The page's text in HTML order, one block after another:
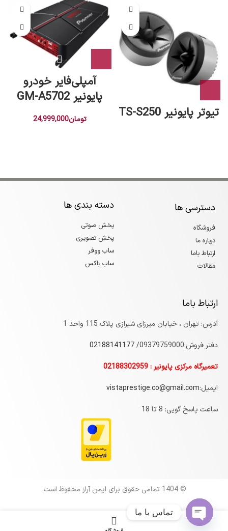
تیوتر پایونیر TS-S250
آمپلی‌فایر خودرو
پایونیر GM-A5702
تومان24,999,000
دسترسی ها
فروشگاه
درباره ما
ارتباط باما
مقالات
دسته بندی ها
پخش صوتی
پخش تصویری
ساب ووفر
ساب باکس
ارتباط باما
آدرس: تهران ، خیابان میرزای شیرازی پلاک 115 واحد 1
دفتر فروش:09379759000/
02188141177
تعمیرگاه مرکزی پایونیر : 02188302959
ایمیل:vistaprestige.co@gmail.com
ساعت پاسخ گویی: 8 تا 18
© 1404 تمامی حقوق برای ایمن آراز محفوظ است.
تماس با ما